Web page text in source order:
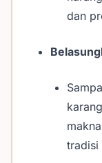
dan
tradisi